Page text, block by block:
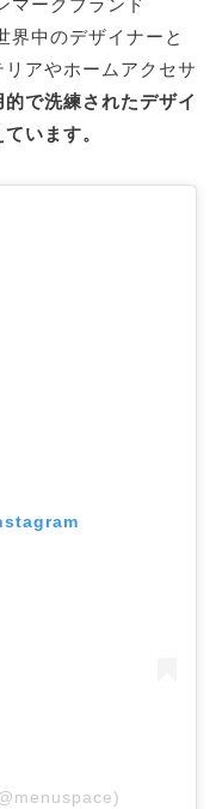
マークブランド
界中のデザイナーと
アやホームアクセサ
的で洗練されたデザイ
います。